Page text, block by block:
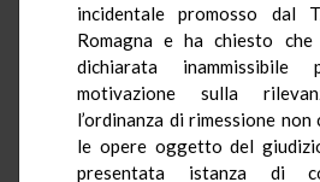
incidentale promosso dal
Romagna e ha chiesto
dichiarata
motivazione sulla
l’ordinanza di rimessione
le opere oggetto del
presentata istanza di